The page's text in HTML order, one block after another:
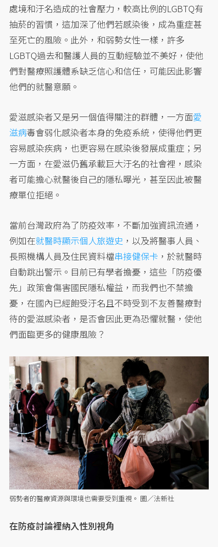
處境和汙名造成的社會壓力，較高比例的LGBTQ有
抽菸的習慣，這加深了他們若感染後，成為重症甚
至死亡的風險。此外，和弱勢女性一樣，許多
LGBTQ過去和醫護人員的互動經驗並不美好，使他
們對醫療照護體系缺乏信心和信任，可能因此影響
他們的就醫意願。
愛滋感染者又是另一個值得關注的群體，一方面愛
滋病毒會弱化感染者本身的免疫系統，使得他們更
容易感染疾病，也更容易在感染後發展成重症；另
一方面，在愛滋仍舊承載巨大汙名的社會裡，感染
者可能擔心就醫後自己的隱私曝光，甚至因此被醫
療單位拒絕。
當前台灣政府為了防疫效率，不斷加強資訊流通，
例如在就醫時顯示個人旅遊史 ，以及將醫事人員、
長照機構人員及住民資料檔串接健保卡 ，於就醫時
自動跳出警示。目前已有學者擔憂，這些「防疫優
先」政策會傷害國民隱私權益，而我們也不禁擔
憂，在國內已經飽受汙名且不時受到不友善醫療對
待的愛滋感染者，是否會因此更為恐懼就醫，使他
們面臨更多的健康風險？
弱勢者的醫療資源與環境也需要受到重視。 圖／法新社
在防疫討論裡納入性別視角